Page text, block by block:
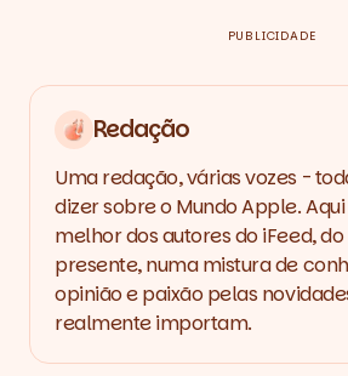
PUBLICIDADE
Redação
Uma redação, várias vozes -
dizer sobre o Mundo Apple.
melhor dos autores do iFeed,
presente, numa mistura de
opinião e paixão pelas
realmente importam.